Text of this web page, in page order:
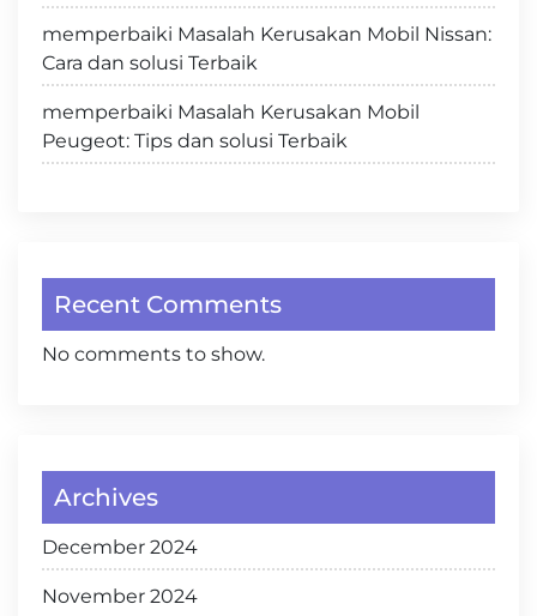
memperbaiki Masalah Kerusakan Mobil Nissan:
Cara dan solusi Terbaik
memperbaiki Masalah Kerusakan Mobil
Peugeot: Tips dan solusi Terbaik
Recent Comments
No comments to show.
Archives
December 2024
November 2024